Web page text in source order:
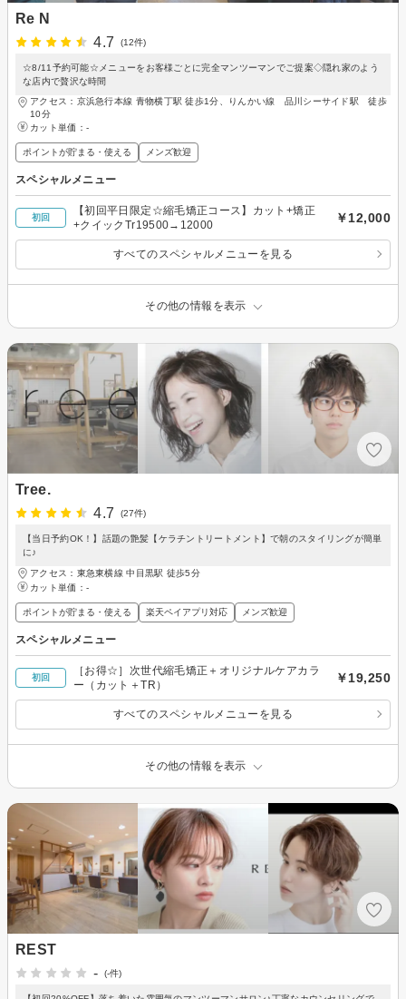
Re N
4.7
(12件)
☆8/11予約可能☆メニューをお客様ごとに完全マンツーマンでご提案◇隠れ家のよう
な店内で贅沢な時間
アクセス：京浜急行本線 青物横丁駅 徒歩1分、りんかい線 品川シーサイド駅 徒歩
10分
カット単価： -
ポイントが貯まる・使える メンズ歓迎
スペシャルメニュー
初回
【初回平日限定☆縮毛矯正コース】カット+矯正
+クイックTr19500→12000
￥12,000
すべてのスペシャルメニューを見る
その他の情報を表示
Tree.
4.7
(27件)
【当日予約OK！】話題の艶髪【ケラチントリートメント】で朝のスタイリングが簡単
に♪
アクセス：東急東横線 中目黒駅 徒歩5分
カット単価： -
ポイントが貯まる・使える 楽天ペイアプリ対応 メンズ歓迎
スペシャルメニュー
初回
［お得☆］次世代縮毛矯正＋オリジナルケアカラ
ー（カット＋TR）
￥19,250
すべてのスペシャルメニューを見る
その他の情報を表示
REST
-
(-件)